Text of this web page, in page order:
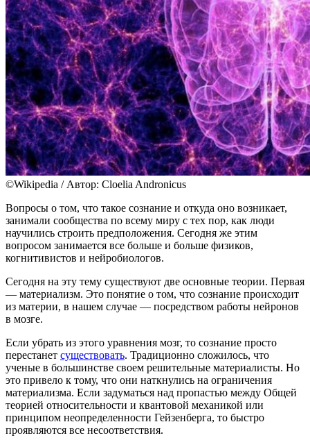
©Wikipedia / Автор: Cloelia Andronicus
Вопросы о том, что такое сознание и откуда оно возникает,
занимали сообщества по всему миру с тех пор, как люди
научились строить предположения. Сегодня же этим
вопросом занимается все больше и больше физиков,
когнитивистов и нейробиологов.
Сегодня на эту тему существуют две основные теории. Первая
— материализм. Это понятие о том, что сознание происходит
из материи, в нашем случае — посредством работы нейронов
в мозге.
Если убрать из этого уравнения мозг, то сознание просто
перестанет существовать. Традиционно сложилось, что
ученые в большинстве своем решительные материалисты. Но
это привело к тому, что они наткнулись на ограничения
материализма. Если задуматься над пропастью между Общей
теорией относительности и квантовой механикой или
принципом неопределенности Гейзенберга, то быстро
проявляются все несоответствия.